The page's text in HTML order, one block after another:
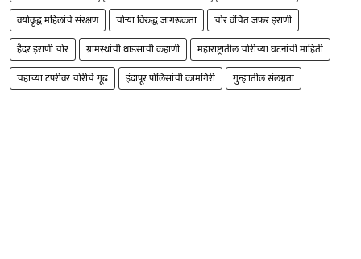
वयोवृद्ध महिलांचे संरक्षण
चोऱ्या विरुद्ध जागरूकता
चोर वंचित जफर इराणी
हैदर इराणी चोर
ग्रामस्थांची धाडसाची कहाणी
महाराष्ट्रातील चोरीच्या घटनांची माहिती
चहाच्या टपरीवर चोरीचे गूढ
इंदापूर पोलिसांची कामगिरी गुन्ह्यातील संलग्नता